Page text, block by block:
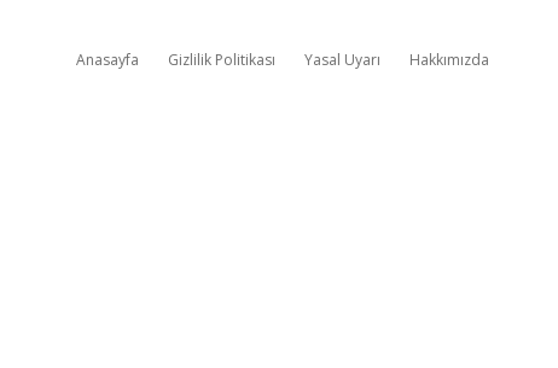
Anasayfa Gizlilik Politikası Yasal Uyarı Hakkımızda